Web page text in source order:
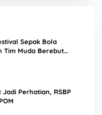
Sepak Bola
Tim Muda Berebut
Perhatian, RSBP